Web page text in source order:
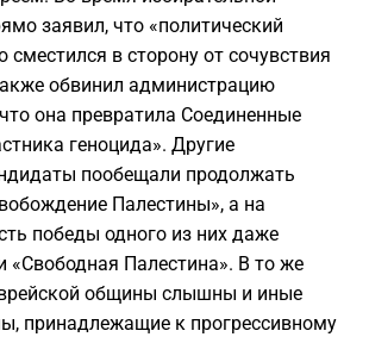
заявил, что «политический
в сторону от сочувствия
обвинил администрацию
она превратила Соединенные
геноцида». Другие
пообещали продолжать
Палестины», а на
победы одного из них даже
«Свободная Палестина». В то же
общины слышны и иные
принадлежащие к прогрессивному